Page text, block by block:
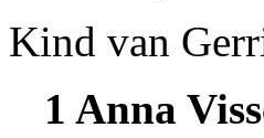
Kind van
1 Anna